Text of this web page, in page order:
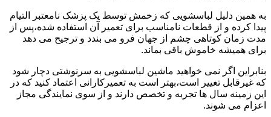
به همین دلیل لباسشویی که زخمش توسط یک پزشک نامعتبر التیام
پیدا کرده و از قطعات نامناسب برای تعمیر آن استفاده شده،پس از
مدت زمان کوتاهی چشم از جهان فرو می بندد و ترجیح می دهد
برای همیشه خاموش باقی بماند.
بنابراین اگر نمی خواهید ماشین لباسشویی به سرنوشتی دچار شود
که غیرقابل تغییر است،بهتر است به تعمیرکارانی اعتماد کنید که در
این زمینه سال ها تجربه و تخصص دارند و از سوی نمایندگی مجاز
اعزام می شوند.